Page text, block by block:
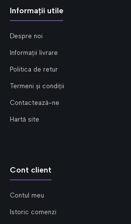
Informații utile
Despre noi
Informații livrare
Politica de retur
Termeni și condiții
Contactează-ne
Hartă site
Cont client
Contul meu
Istoric comenzi